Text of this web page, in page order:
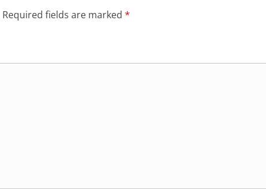
Required fields are marked *